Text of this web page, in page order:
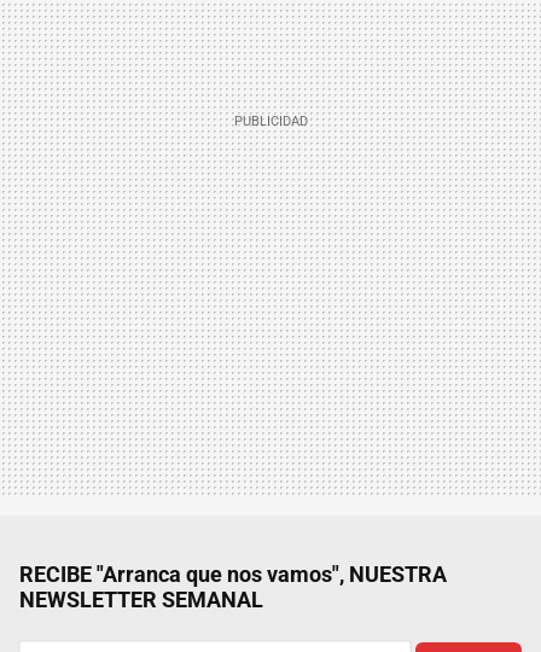
RECIBE "Arranca que nos vamos", NUESTRA
NEWSLETTER SEMANAL